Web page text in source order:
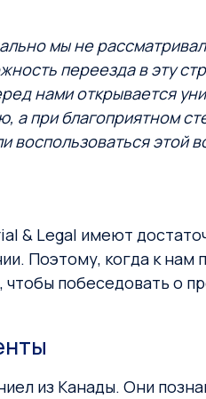
мы не
переезда в эту
нами открывается
а при благоприятном
воспользоваться этой
& Legal имеют
Поэтому, когда к нам
чтобы побеседовать о
из Канады. Они